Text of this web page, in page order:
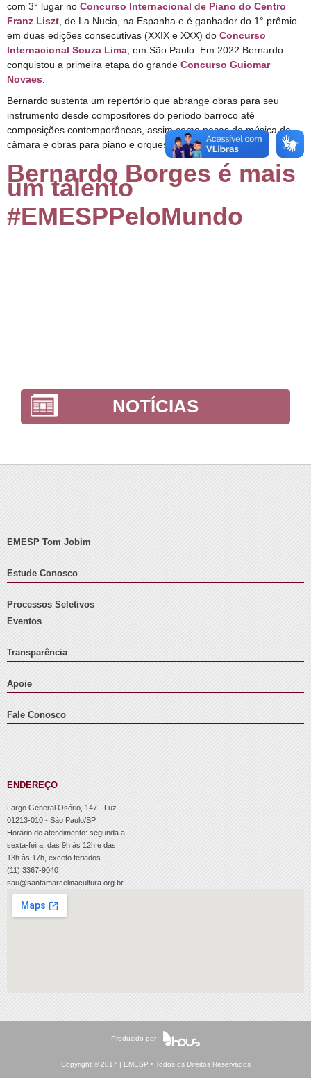
com 3° lugar no Concurso Internacional de Piano do Centro
Franz Liszt , de La Nucia, na Espanha e é ganhador do 1° prêmio
em duas edições consecutivas (XXIX e XXX) do Concurso
Internacional Souza Lima , em São Paulo. Em 2022 Bernardo
conquistou a primeira etapa do grande Concurso Guiomar
Novaes
Bernardo sustenta um repertório que abrange obras para seu
instrumento desde compositores do período barroco até
composições contemporâneas, assim como peças de música de
câmara e obras para piano e orquestra.
Bernardo Borges é mais
um talento
#EMESPPeloMundo
NOTÍCIAS
EMESP Tom Jobim
Estude Conosco
Processos Seletivos
Eventos
Transparência
Apoie
Fale Conosco
ENDEREÇO
Largo General Osório, 147 - Luz
01213-010 - São Paulo/SP
Horário de atendimento: segunda a
sexta-feira, das 9h às 12h e das
13h às 17h, exceto feriados
(11) 3367-9040
sau@santamarcelinacultura.org.br
Produzido por
Copyright © 2017 | EMESP • Todos os Direitos Reservados